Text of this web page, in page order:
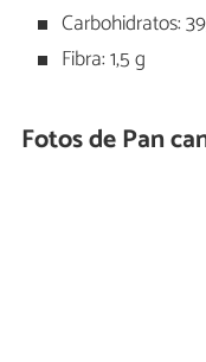
Carbohidratos:
Fibra: 1,5 g
Fotos de Pan